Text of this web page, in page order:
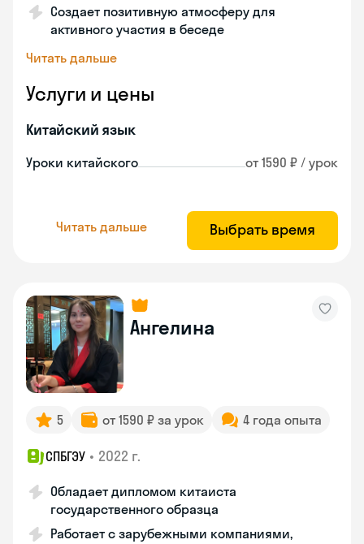
Создает позитивную атмосферу для
активного участия в беседе
Читать дальше
Услуги и цены
Китайский язык
Уроки китайского от 1590 ₽ / урок
Читать дальше Выбрать время
Ангелина
5 от 1590 ₽ за урок 4 года опыта
СПБГЭУ • 2022 г.
Обладает дипломом китаиста
государственного образца
Работает с зарубежными компаниями,